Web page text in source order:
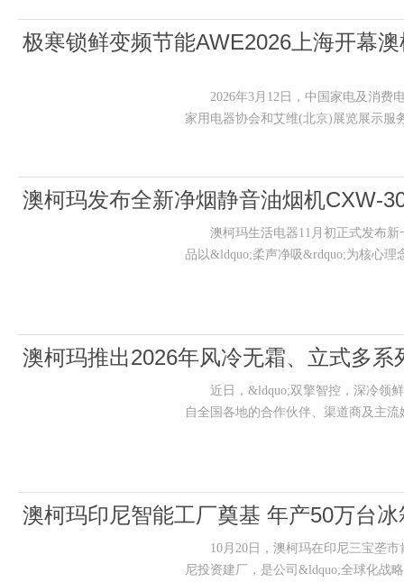
极寒锁鲜变频节能AWE2026上海开幕
2026年3月12日，中国家电及消费电
家用电器协会和艾维(北京)展览展示服
澳柯玛发布全新净烟静音油烟机CXW-
澳柯玛生活电器11月初正式发布新
品以&ldquo;柔声净吸&rdquo;为核心理
澳柯玛推出2026年风冷无霜、立式多系
近日，&ldquo;双擎智控，深冷领鲜
自全国各地的合作伙伴、渠道商及主
澳柯玛印尼智能工厂奠基 年产50万台
10月20日，澳柯玛在印尼三宝垄市
尼投资建厂，是公司&ldquo;全球化战